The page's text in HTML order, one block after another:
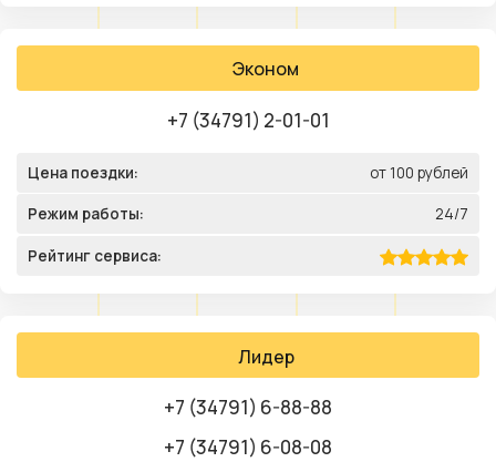
Эконом
+7 (34791) 2-01-01
Цена поездки: от 100 рублей
Режим работы: 24/7
Рейтинг сервиса:
Лидер
+7 (34791) 6-88-88
+7 (34791) 6-08-08